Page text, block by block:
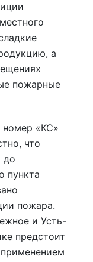
а
пожарные
номер «КС»
что
до
пункта
пожара.
и Усть-
предстоит